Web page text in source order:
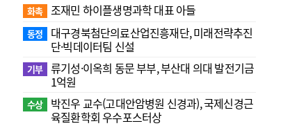
화촉 조재민 하이플생명과학 대표 아들
동정
대구경북첨단의료산업진흥재단, 미래전략추진
단·빅데이터팀 신설
기부 류기성·이옥희 동문 부부, 부산대 의대 발전기금
1억원
수상
박진우 교수(고대안암병원 신경과), 국제신경근
육질환학회 우수포스터상